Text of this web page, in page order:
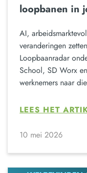
loopbanen in
AI,
veranderingen
Loopbaanradar
School, SD Worx
werknemers naar
LEES HET
10 mei 2026